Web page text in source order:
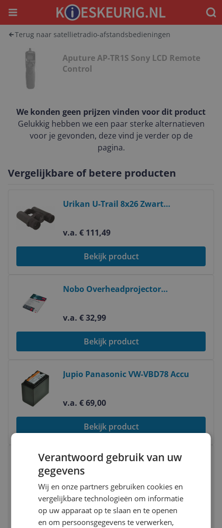
Menu
Terug naar satellietradio-afstandsbedieningen
Aputure AP-TR1S Sony LCD Remote
Control
We konden geen prijzen vinden voor dit product
Gelukkig hebben we een paar sterke alternatieven
voor je gevonden, deze vind je verder op de
pagina.
Vergelijkbare of betere producten
Urikan U-Trail 8x26 Zwart
v.a. € 111,49
Bekijk product
Nobo Overheadprojector
v.a. € 32,99
Bekijk product
Jupio Panasonic VW-VBD78 Accu
v.a. € 69,00
Bekijk product
Kenro KFL201N Macro Ringflitser
voor Nikon
v.a. € 159,00
Bekijk product
Verantwoord gebruik van uw
gegevens
Wij en onze partners gebruiken cookies en
vergelijkbare technologieën om informatie
op uw apparaat op te slaan en te openen
en om persoonsgegevens te verwerken,